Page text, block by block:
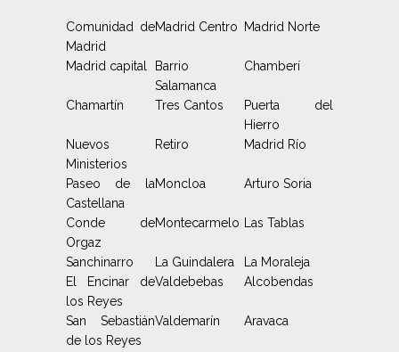
Comunidad de
Madrid
Madrid Centro Madrid Norte
Madrid capital
Barrio
Salamanca
Chamberí
Chamartín Tres Cantos
Puerta del
Hierro
Nuevos
Ministerios
Retiro Madrid Río
Paseo de la
Castellana
Moncloa Arturo Soria
Conde de
Orgaz
Montecarmelo Las Tablas
Sanchinarro La Guindalera
La Moraleja
El Encinar de
los Reyes
Valdebebas Alcobendas
San Sebastián
de los Reyes
Valdemarín Aravaca